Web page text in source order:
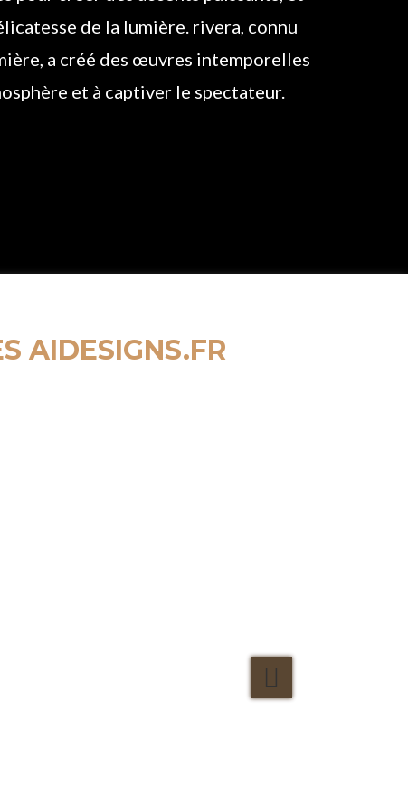
de la lumière. rivera, connu
a créé des œuvres intemporelles
et à captiver le spectateur.
AIDESIGNS.FR